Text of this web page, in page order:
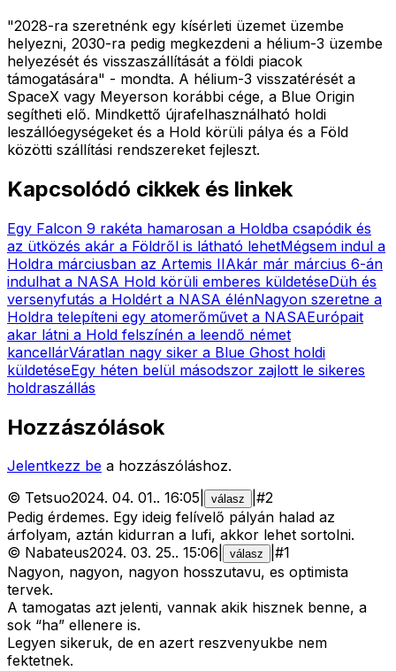
"2028-ra szeretnénk egy kísérleti üzemet üzembe
helyezni, 2030-ra pedig megkezdeni a hélium-3 üzembe
helyezését és visszaszállítását a földi piacok
támogatására" - mondta. A hélium-3 visszatérését a
SpaceX vagy Meyerson korábbi cége, a Blue Origin
segítheti elő. Mindkettő újrafelhasználható holdi
leszállóegységeket és a Hold körüli pálya és a Föld
közötti szállítási rendszereket fejleszt.
Kapcsolódó cikkek és linkek
Egy Falcon 9 rakéta hamarosan a Holdba csapódik és
az ütközés akár a Földről is látható lehetMégsem indul a
Holdra márciusban az Artemis IIAkár már március 6-án
indulhat a NASA Hold körüli emberes küldetéseDüh és
versenyfutás a Holdért a NASA élénNagyon szeretne a
Holdra telepíteni egy atomerőművet a NASAEurópait
akar látni a Hold felszínén a leendő német
kancellárVáratlan nagy siker a Blue Ghost holdi
küldetéseEgy héten belül másodszor zajlott le sikeres
holdraszállás
Hozzászólások
Jelentkezz be a hozzászóláshoz.
© Tetsuo2024. 04. 01.. 16:05 válasz #2
Pedig érdemes. Egy ideig felívelő pályán halad az
árfolyam, aztán kidurran a lufi, akkor lehet sortolni.
© Nabateus2024. 03. 25.. 15:06 válasz #1
Nagyon, nagyon, nagyon hosszutavu, es optimista
tervek.
A tamogatas azt jelenti, vannak akik hisznek benne, a
sok “ha” ellenere is.
Legyen sikeruk, de en azert reszvenyukbe nem
fektetnek.